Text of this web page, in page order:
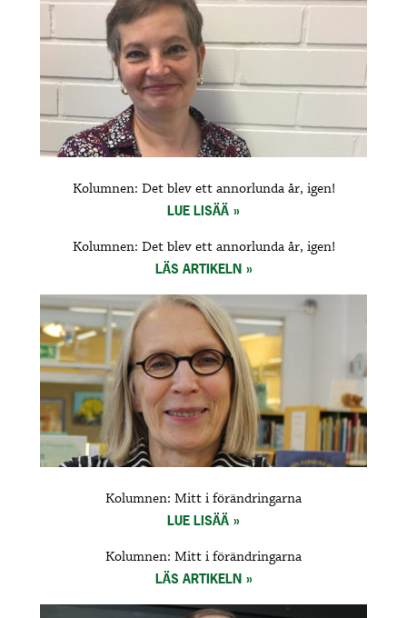
Kolumnen: Det blev ett annorlunda år, igen!
LUE LISÄÄ
Kolumnen: Det blev ett annorlunda år, igen!
LÄS ARTIKELN
Kolumnen: Mitt i förändringarna
LUE LISÄÄ
Kolumnen: Mitt i förändringarna
LÄS ARTIKELN